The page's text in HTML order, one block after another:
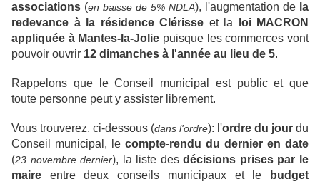
associations (en baisse de 5% NDLA), l'augmentation de la
redevance à la résidence Clérisse et la
loi MACRON
appliquée à Mantes-la-Jolie puisque les commerces vont
pouvoir ouvrir 12 dimanches à l'année au lieu de 5.
Rappelons que le Conseil municipal est public et que
toute personne peut y assister librement.
Vous trouverez, ci-dessous (dans l'ordre): l'ordre du jour du
Conseil municipal, le compte-rendu du dernier en date
(23 novembre dernier), la liste desdécisions prises par le
maire entre deux conseils municipaux et le
budget